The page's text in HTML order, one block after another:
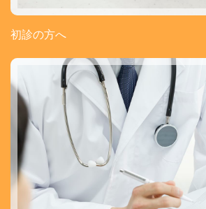
初診の方へ